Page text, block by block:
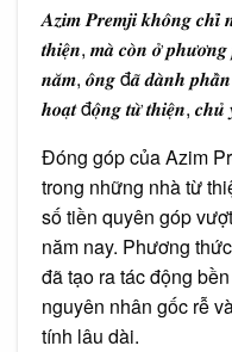
𝑨𝒛𝒊𝒎 𝑷𝒓𝒆𝒎𝒋𝒊 𝒌𝒉𝒐̂𝒏𝒈 𝒄𝒉𝒊̉
𝒕𝒉𝒊𝒆̣̂𝒏, 𝒎𝒂̀ 𝒄𝒐̀𝒏 𝒐̛̉ 𝒑𝒉𝒖̛𝒐̛𝒏𝒈
𝒏𝒂̆𝒎, 𝒐̂𝒏𝒈 đ𝒂̃ 𝒅𝒂̀𝒏𝒉 𝒑𝒉𝒂̂̀𝒏
𝒉𝒐𝒂̣𝒕 đ𝒐̣̂𝒏𝒈 𝒕𝒖̛̀ 𝒕𝒉𝒊𝒆̣̂𝒏,
Đóng góp của Azim
trong những nhà từ
số tiền quyên góp
năm nay. Phương
đã tạo ra tác động
nguyên nhân gốc rễ
tính lâu dài.